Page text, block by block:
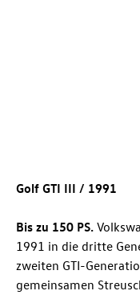
Golf GTI III / 1991
Bis zu 150 PS.
1991 in die dritte
zweiten GTI-
gemeinsamen